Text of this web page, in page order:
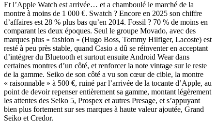
Et l’Apple Watch est arrivée… et a chamboulé le marché de la
montre à moins de 1 000 €. Swatch ? Encore en 2025 son chiffre
d’affaires est 28 % plus bas qu’en 2014. Fossil ? 70 % de moins en
comparant les deux époques. Seul le groupe Movado, avec des
marques plus « fashion » (Hugo Boss, Tommy Hilfiger, Lacoste) est
resté à peu près stable, quand Casio a dû se réinventer en acceptant
d’intégrer du Bluetooth et surtout ensuite Android Wear dans
certaines montres d’un côté, et renforcer la note vintage sur le reste
de la gamme. Seiko de son côté a vu son cœur de cible, la montre
« raisonnable » à 500 €, ruiné par l’arrivée de la tocante d’Apple, au
point de devoir repenser entièrement sa gamme, montant légèrement
les attentes des Seiko 5, Prospex et autres Presage, et s’appuyant
bien plus fortement sur ses marques à haute valeur ajoutée, Grand
Seiko et Credor.